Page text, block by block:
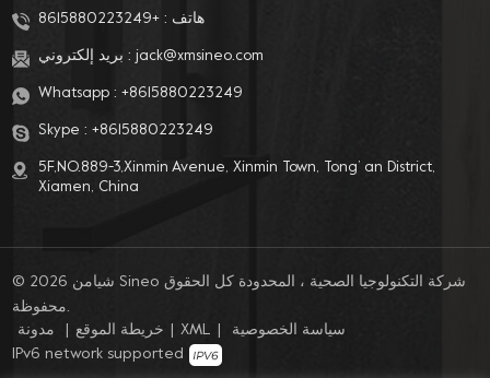
هاتف :+8615880223249
بريد إلكتروني : jack@xmsineo.com
Whatsapp : +8615880223249
Skype : +8615880223249
5F,NO.889-3,Xinmin Avenue, Xinmin Town, Tong’ an District,
Xiamen, China
© 2026 شيامن Sineo شركة التكنولوجيا الصحية ، المحدودة كل الحقوق
محفوظة.
مدونة
خريطة الموقع XML
سياسة الخصوصية
IPv6 network supported